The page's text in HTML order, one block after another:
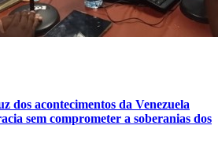
dos acontecimentos da Venezuela
sem comprometer a soberanias dos